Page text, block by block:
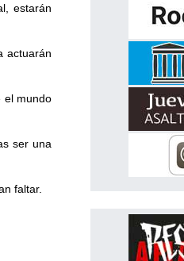
estarán
actuarán
el mundo
ser una
faltar.